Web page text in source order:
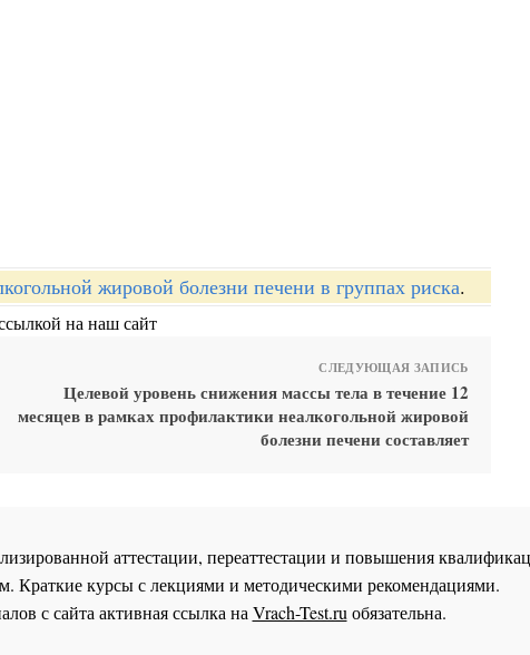
жировой болезни печени в группах риска.
на наш сайт
СЛЕДУЮЩАЯ ЗАПИСЬ
Целевой уровень снижения массы тела в течение 12
месяцев в рамках профилактики неалкогольной жировой
болезни печени составляет
аттестации, переаттестации и повышения
Краткие курсы с лекциями и методическими рекомендациями.
с сайта активная ссылка наVrach-Test.ruобязательна.